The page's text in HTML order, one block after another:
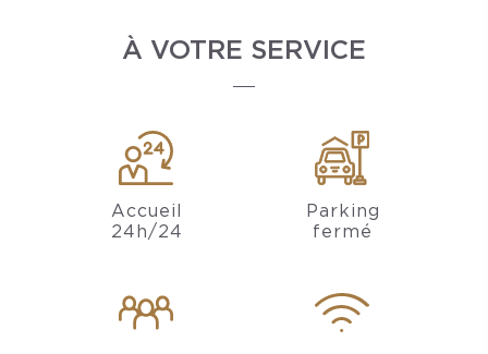
À VOTRE SERVICE
Accueil
24h/24
Parking
fermé